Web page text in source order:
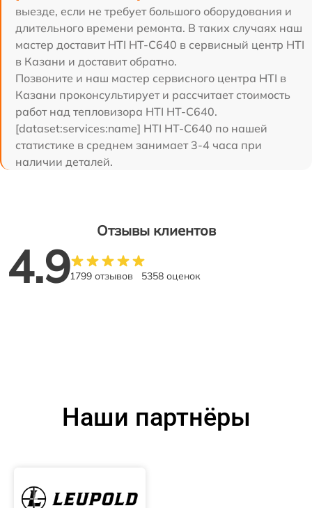
выезде, если не требует большого оборудования и
длительного времени ремонта. В таких случаях наш
мастер доставит HTI HT-C640 в сервисный центр HTI
в Казани и доставит обратно.
Позвоните и наш мастер сервисного центра HTI в
Казани проконсультирует и рассчитает стоимость
работ над тепловизора HTI HT-C640.
[dataset:services:name] HTI HT-C640 по нашей
статистике в среднем занимает 3-4 часа при
наличии деталей.
Отзывы клиентов
4.91799 отзывов 5358 оценок
Наши партнёры